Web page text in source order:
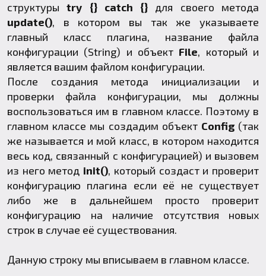
структурыtry {} catch {} для своего метода
update(), в котором вы так же указываете
главный класс плагина, название файла
конфигурации (String) и объект File, который и
является вашим файлом конфигурации.
После создания метода инициализации и
проверки файла конфигурации, мы должны
воспользоваться им в главном классе. Поэтому в
главном классе мы создадим объект Config(так
же называется и мой класс, в котором находится
весь код, связанный с конфигурацией) и вызовем
из него метод init(), который создаст и проверит
конфигурацию плагина если её не существует
либо же в дальнейшем просто проверит
конфигурацию на наличие отсутствия новых
строк в случае её существования.
Данную строку мы вписываем в главном классе.